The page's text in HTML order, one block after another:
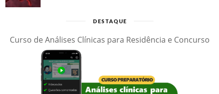
DESTAQUE
Curso de Análises Clínicas para Residência e Concurso